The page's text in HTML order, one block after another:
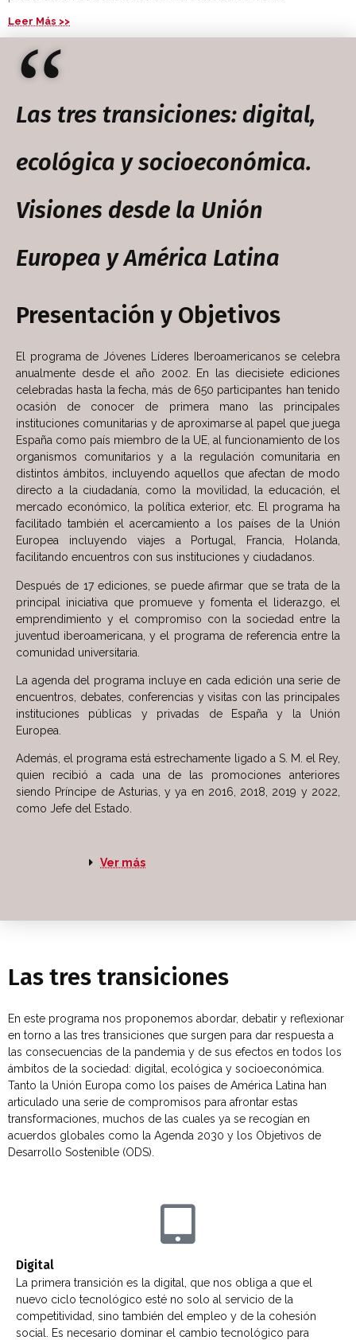
Leer Más >>
“
Las tres transiciones: digital,
ecológica y socioeconómica.
Visiones desde la Unión
Europea y América Latina
Presentación y Objetivos​
El programa de Jóvenes Líderes Iberoamericanos se celebra
anualmente desde el año 2002. En las diecisiete ediciones
celebradas hasta la fecha, más de 650 participantes han tenido
ocasión de conocer de primera mano las principales
instituciones comunitarias y de aproximarse al papel que juega
España como país miembro de la UE, al funcionamiento de los
organismos comunitarios y a la regulación comunitaria en
distintos ámbitos, incluyendo aquellos que afectan de modo
directo a la ciudadanía, como la movilidad, la educación, el
mercado económico, la política exterior, etc. El programa ha
facilitado también el acercamiento a los países de la Unión
Europea incluyendo viajes a Portugal, Francia, Holanda,
facilitando encuentros con sus instituciones y ciudadanos.
Después de 17 ediciones, se puede afirmar que se trata de la
principal iniciativa que promueve y fomenta el liderazgo, el
emprendimiento y el compromiso con la sociedad entre la
juventud iberoamericana, y el programa de referencia entre la
comunidad universitaria.
La agenda del programa incluye en cada edición una serie de
encuentros, debates, conferencias y visitas con las principales
instituciones públicas y privadas de España y la Unión
Europea.
Además, el programa está estrechamente ligado a S. M. el Rey,
quien recibió a cada una de las promociones anteriores
siendo Príncipe de Asturias, y ya en 2016, 2018, 2019 y 2022,
como Jefe del Estado.
Ver más
Las tres transiciones
En este programa nos proponemos abordar, debatir y reflexionar
en torno a las tres transiciones que surgen para dar respuesta a
las consecuencias de la pandemia y de sus efectos en todos los
ámbitos de la sociedad: digital, ecológica y socioeconómica.
Tanto la Unión Europa como los países de América Latina han
articulado una serie de compromisos para afrontar estas
transformaciones, muchos de las cuales ya se recogían en
acuerdos globales como la Agenda 2030 y los Objetivos de
Desarrollo Sostenible (ODS).
Digital
La primera transición es la digital, que nos obliga a que el
nuevo ciclo tecnológico esté no solo al servicio de la
competitividad, sino también del empleo y de la cohesión
social. Es necesario dominar el cambio tecnológico para